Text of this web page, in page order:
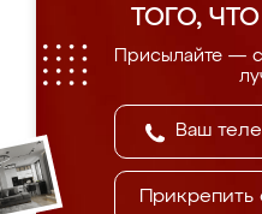
ТОГО,
Присылайте —
Прикрепить